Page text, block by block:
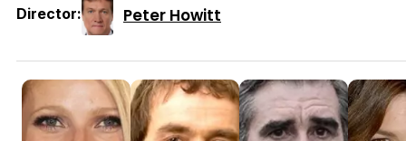
Director: Peter Howitt